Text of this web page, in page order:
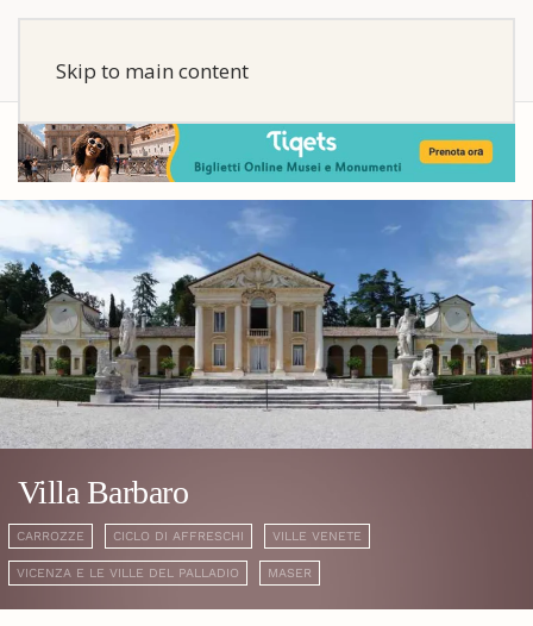
Skip to main content
Villa Barbaro
CARROZZE CICLO DI AFFRESCHI VILLE VENETE
VICENZA E LE VILLE DEL PALLADIO MASER